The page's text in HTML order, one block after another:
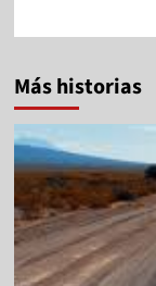
Más historias